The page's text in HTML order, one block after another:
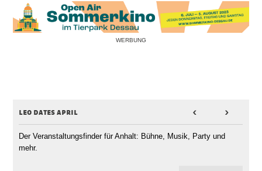
WERBUNG
leo dates april < >
Der Veranstaltungsfinder für Anhalt: Bühne, Musik, Party und
mehr.